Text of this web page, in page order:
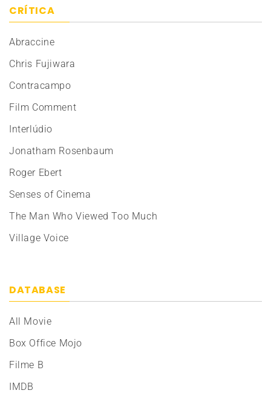
CRÍTICA
Abraccine
Chris Fujiwara
Contracampo
Film Comment
Interlúdio
Jonatham Rosenbaum
Roger Ebert
Senses of Cinema
The Man Who Viewed Too Much
Village Voice
DATABASE
All Movie
Box Office Mojo
Filme B
IMDB